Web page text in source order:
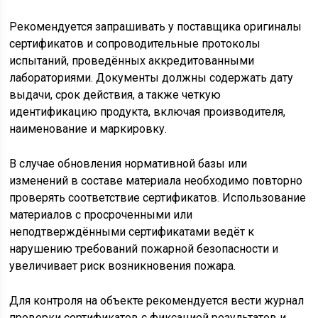
Рекомендуется запрашивать у поставщика оригиналы
сертификатов и сопроводительные протоколы
испытаний, проведённых аккредитованными
лабораториями. Документы должны содержать дату
выдачи, срок действия, а также четкую
идентификацию продукта, включая производителя,
наименование и маркировку.
В случае обновления нормативной базы или
изменений в составе материала необходимо повторно
проверять соответствие сертификатов. Использование
материалов с просроченными или
неподтверждёнными сертификатами ведёт к
нарушению требований пожарной безопасности и
увеличивает риск возникновения пожара.
Для контроля на объекте рекомендуется вести журнал